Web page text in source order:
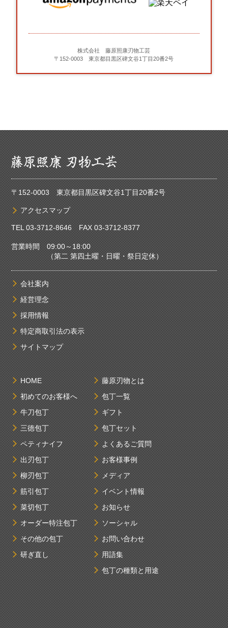
株式会社 藤原照康刃物工芸
〒152-0003 東京都目黒区碑文谷1丁目20番2号
〒152-0003 東京都目黒区碑文谷1丁目20番2号
アクセスマップ
TEL03-3712-8646FAX 03-3712-8377
営業時間 09:00～18:00
（第二 第四土曜・日曜・祭日定休）
会社案内
経営理念
採用情報
特定商取引法の表示
サイトマップ
HOME
初めてのお客様へ
牛刀包丁
三徳包丁
ペティナイフ
出刃包丁
柳刃包丁
筋引包丁
菜切包丁
オーダー特注包丁
その他の包丁
研ぎ直し
藤原刃物とは
包丁一覧
ギフト
包丁セット
よくあるご質問
お客様事例
メディア
イベント情報
お知らせ
ソーシャル
お問い合わせ
用語集
包丁の種類と用途